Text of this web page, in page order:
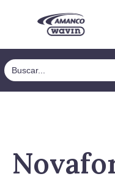
Search
for: